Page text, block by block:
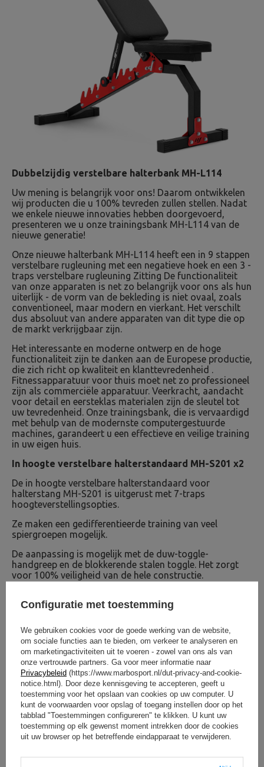
Dubbelzijdig verstelbare halterbank MH-L114
Uw mening is belangrijk voor ons! Daarom ontwikkelen
wij producten die u 100% tevreden zullen stellen. Nadat
we enkele nieuwe innovaties hebben doorgevoerd,
presenteren we u onze trainingsbank MH-L114 van de
nieuwe generatie!
Onze nieuwe halterbank MH-L114 heeft een in 9 stappen
verstelbare rugleuning met een negatieve hoek en een 3 -
traps verstelbare rugleuning Zitting De functionaliteit
van onze apparaten is net zo belangrijk voor ons als hun
uiterlijk - de vorm van de bekleding is niet ovaal, zoals
conventioneel, maar modern en vierkant. Het verschilt
dus absoluut van andere apparaten van dit type die op
de markt verkrijgbaar zijn.
Het interessante en moderne ontwerp en de hoge
functionaliteit zijn te danken aan de Europese productie,
die zich richt op kwaliteit en klanttevredenheid .
Fitnessapparatuur voor thuis moet net zo professioneel
zijn als commerciële apparatuur. Veerkracht, aandacht
voor detail en eersteklas materialen zijn de sleutel tot
uw tevredenheid. Onze trainingsbank, die is vervaardigd
met behulp van de modernste computergestuurde
machines, garandeert u een effectieve en veilige training
in uw eigen huis.
In hoogte verstelbare halterstandaard MH-S201 x2
De in hoogte verstelbare halterstandaard voor
halterstang MH-S201 is uitgerust met 7-traps
hoogteverstellingsopties.
Ze maken een gedifferentieerde training van veel
spiergroepen mogelijk.
De aanpassing is mogelijk met de duw-toggle-
handgreep en de blokkerende stalen toggle. Het zorgt
voor 100% veiligheid van de hele constructie.
dempen en de impact van de griffioen te dempen. De
sterkte van 250 kg en de kunststof voetjes maken geen
krassen op de vloer.
MH-S201 statieven kunnen afzonderlijk of in een
trainingsbankset worden gebruikt. Dit bewijst hun
buitengewone functionaliteit. Bereik een maximale
sterkte van 250 kg dankzij de stevige profielen van
40x40 mm waaruit de structuur bestaat. De kunststof
voetjes voorkomen krassen op de vloer. Zie zelf hoe
veelzijdig de MH-S201 racks zijn!
Configuratie met toestemming
We gebruiken cookies voor de goede werking van de website,
om sociale functies aan te bieden, om verkeer te analyseren en
om marketingactiviteiten uit te voeren - zowel van ons als van
onze vertrouwde partners. Ga voor meer informatie naar
Privacybeleid (https://www.marbosport.nl/dut-privacy-and-cookie-
notice.html). Door deze kennisgeving te accepteren, geeft u
toestemming voor het opslaan van cookies op uw computer. U
kunt de voorwaarden voor opslag of toegang instellen door op het
tabblad "Toestemmingen configureren" te klikken. U kunt uw
toestemming op elk gewenst moment intrekken door de cookies
uit uw browser op het betreffende eindapparaat te verwijderen.